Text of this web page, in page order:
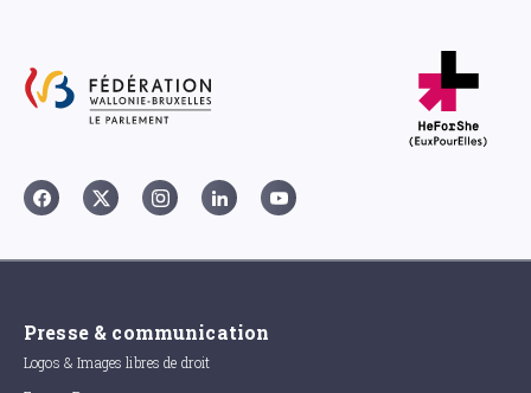
Presse & communication
Logos & Images libres de droit